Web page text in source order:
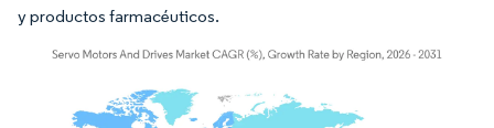
y productos farmacéuticos.